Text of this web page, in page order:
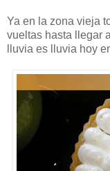
Ya en la zona vieja
vueltas hasta llegar
lluvia es lluvia hoy